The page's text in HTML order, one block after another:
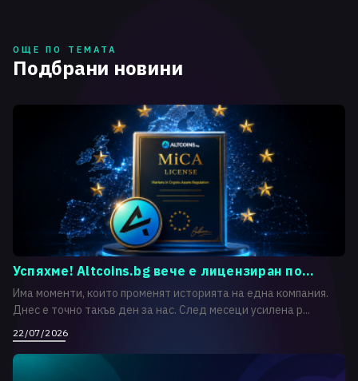
ОЩЕ ПО ТЕМАТА
Подбрани новини
Успяхме! Altcoins.bg вече е лицензиран по...
Има моменти, които променят историята на една компания.
Днес е точно такъв ден за нас. След месеци усилена р...
22/07/2026